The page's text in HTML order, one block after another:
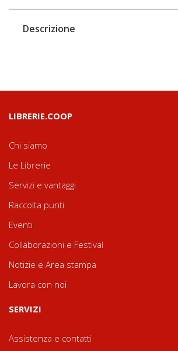
Descrizione
LIBRERIE.COOP
Chi siamo
Le Librerie
Servizi e vantaggi
Raccolta punti
Eventi
Collaborazioni e Festival
Notizie e Area stampa
Lavora con noi
SERVIZI
Assistenza e contatti